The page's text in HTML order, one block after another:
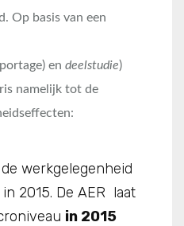
Op basis van een
en deelstudie)
namelijk tot de
werkgelegenheid
2015. De AER laat
in 2015